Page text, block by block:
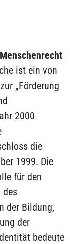
ist ein von
„Förderung
2000
die
1999. Die
für den
des
der Bildung,
der
bedeute